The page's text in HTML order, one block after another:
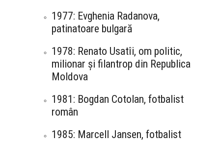
1977: Evghenia Radanova,
patinatoare bulgară
1978: Renato Usatîi, om politic,
milionar și filantrop din Republica
Moldova
1981: Bogdan Cotolan, fotbalist
român
1985: Marcell Jansen, fotbalist